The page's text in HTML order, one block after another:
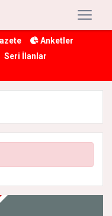
Anketler
Seri İlanlar